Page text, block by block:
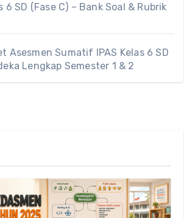
6 SD (Fase C) – Bank Soal & Rubrik
Asesmen Sumatif IPAS Kelas 6 SD
Lengkap Semester 1 & 2